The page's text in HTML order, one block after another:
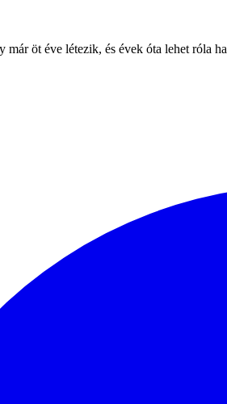
már öt éve létezik, és évek óta lehet róla